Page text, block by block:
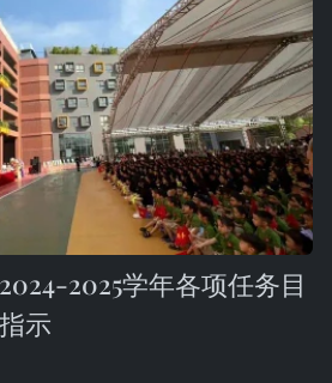
2025学年各项任务目
示